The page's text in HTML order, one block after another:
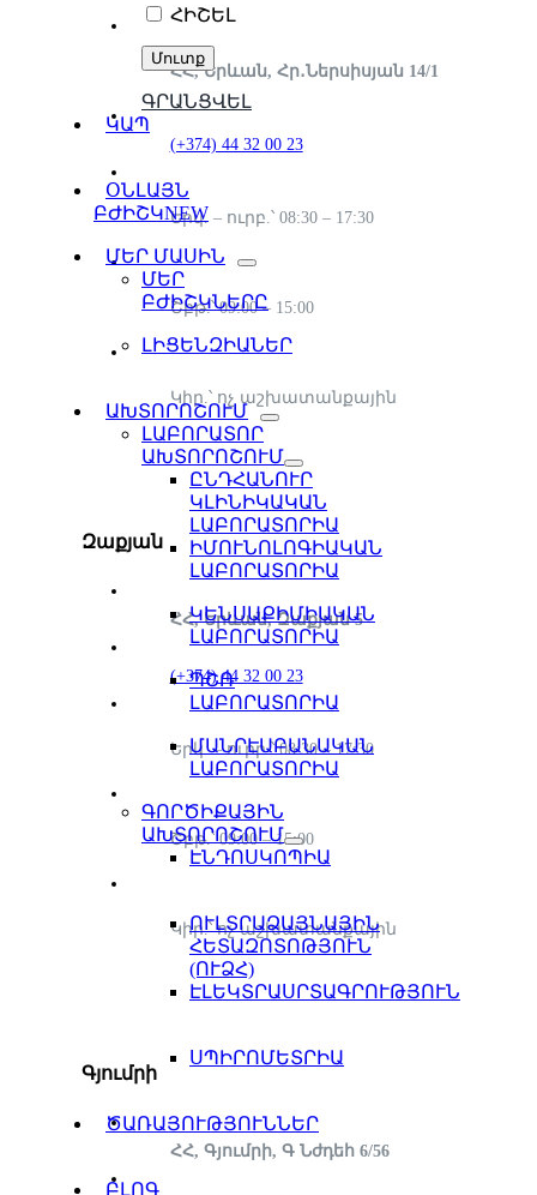
ՀԻՇԵԼ
ԳՐԱՆՑՎԵԼ
ԿԱՊ
ՕՆԼԱՅՆ
ԲԺԻՇԿNEW
ՄԵՐ ՄԱՍԻՆ
ՄԵՐ
ԲԺԻՇԿՆԵՐԸ
ԼԻՑԵՆԶԻԱՆԵՐ
ԱԽՏՈՐՈՇՈՒՄ
ԼԱԲՈՐԱՏՈՐ
ԱԽՏՈՐՈՇՈՒՄ
ԸՆԴՀԱՆՈՒՐ
ԿԼԻՆԻԿԱԿԱՆ
ԼԱԲՈՐԱՏՈՐԻԱ
ԻՄՈՒՆՈԼՈԳԻԱԿԱՆ
ԼԱԲՈՐԱՏՈՐԻԱ
ԿԵՆՍԱՔԻՄԻԱԿԱՆ
ԼԱԲՈՐԱՏՈՐԻԱ
ՊՇՌ
ԼԱԲՈՐԱՏՈՐԻԱ
ՄԱՆՐԷԱԲԱՆԱԿԱՆ
ԼԱԲՈՐԱՏՈՐԻԱ
ԳՈՐԾԻՔԱՅԻՆ
ԱԽՏՈՐՈՇՈՒՄ
ԷՆԴՈՍԿՈՊԻԱ
ՈՒԼՏՐԱՁԱՅՆԱՅԻՆ
ՀԵՏԱԶՈՏՈԹՅՈՒՆ
(ՈՒՁՀ)
ԷԼԵԿՏՐԱՍՐՏԱԳՐՈՒԹՅՈՒՆ
ՍՊԻՐՈՄԵՏՐԻԱ
ԾԱՌԱՅՈՒԹՅՈՒՆՆԵՐ
ԲԼՈԳ
ՀՀ, Երևան, Հր․Ներսիսյան 14/1
(+374) 44 32 00 23
Երկ. – ուրբ.՝ 08:30 – 17:30
Շբթ.՝ 09:00 – 15:00
Կիր.՝ ոչ աշխատանքային
Զաքյան
ՀՀ, Երևան, Զաքյան 5
(+374) 44 32 00 23
Երկ. – ուրբ.՝ 08:30 – 17:30
Շբթ.՝ 09:00 – 15:00
Կիր.՝ ոչ աշխատանքային
Գյումրի
ՀՀ, Գյումրի, Գ Նժդեհ 6/56